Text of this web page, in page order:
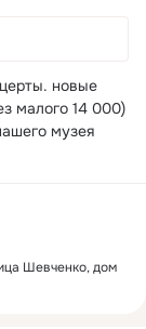
новые
малого 14 000)
музея
Шевченко, дом